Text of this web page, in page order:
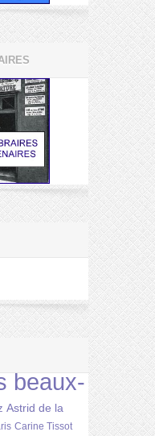
beaux-
Astrid de la
Carine Tissot